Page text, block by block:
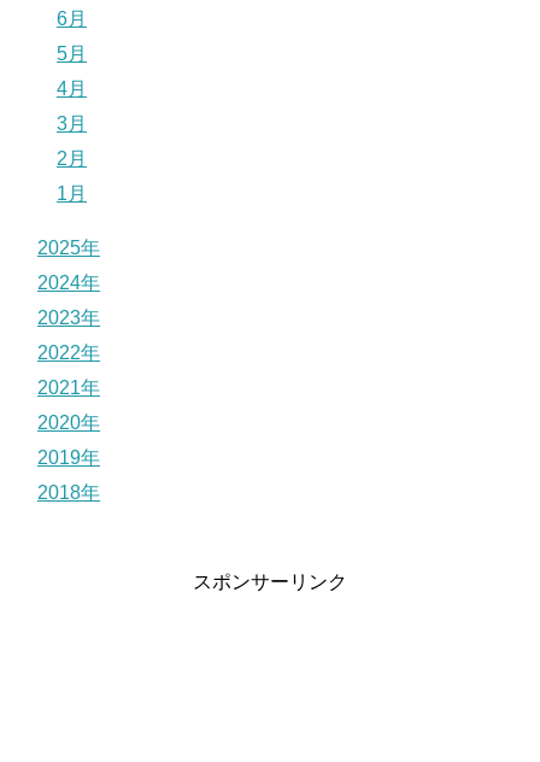
6月
5月
4月
3月
2月
1月
2025年
2024年
2023年
2022年
2021年
2020年
2019年
2018年
スポンサーリンク